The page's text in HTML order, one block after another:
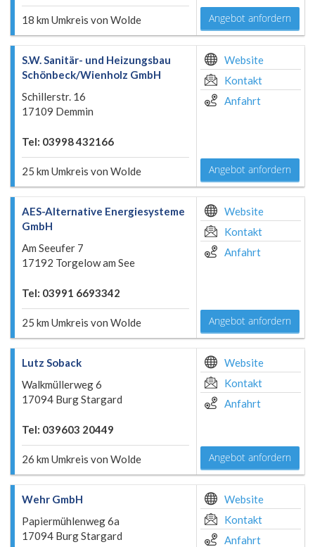
18 km Umkreis von Wolde Angebot anfordern
S.W. Sanitär- und Heizungsbau
Schönbeck/Wienholz GmbH
Schillerstr. 16
17109 Demmin
Tel: 03998 432166
25 km Umkreis von Wolde
Website
Kontakt
Anfahrt
Angebot anfordern
AES-Alternative Energiesysteme
GmbH
Am Seeufer 7
17192 Torgelow am See
Tel: 03991 6693342
25 km Umkreis von Wolde
Website
Kontakt
Anfahrt
Angebot anfordern
Lutz Soback
Walkmüllerweg 6
17094 Burg Stargard
Tel: 039603 20449
26 km Umkreis von Wolde
Website
Kontakt
Anfahrt
Angebot anfordern
Wehr GmbH
Papiermühlenweg 6a
17094 Burg Stargard
Website
Kontakt
Anfahrt